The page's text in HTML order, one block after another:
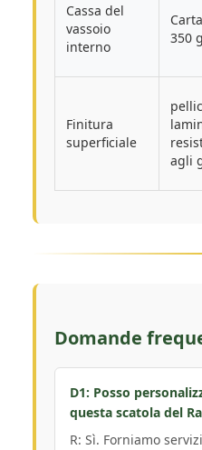
Cassa del
vassoio
interno
350 g
Finitura
superficiale
agli
Domande
D1: Posso
questa scatola del
R: Sì. Forniamo